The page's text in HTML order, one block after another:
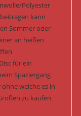
Polyester
kann
Sommer oder
an heißen
für ein
Spaziergang
welche es in
zu kaufen